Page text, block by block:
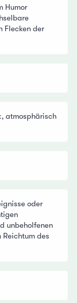
Humor
Flecken der
atmosphärisch
oder
unbeholfenen
des